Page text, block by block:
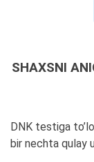
SHAXSNI
DNK testiga
bir nechta qulay